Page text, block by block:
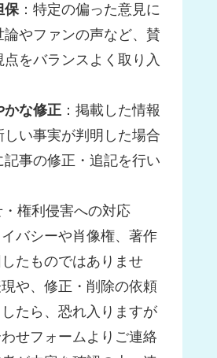
保 ：特定の偏った意見に
論やファンの声など、賛
をバランスよく取り入
かな修正 ：掲載した情報
しい事実が判明した場合
記事の修正・追記を行い
権利侵害への対応
バシーや肖像権、著作
たものではありませ
や、修正・削除の依頼
たら、恐れ入りますが
せフォームよりご連絡